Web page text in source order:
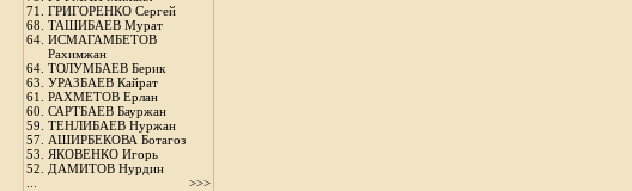
71. ГРИГОРЕНКО Сергей
68. ТАШИБАЕВ Мурат
64. ИСМАГАМБЕТОВ
Рахимжан
64. ТОЛУМБАЕВ Берик
63. УРАЗБАЕВ Кайрат
61. РАХМЕТОВ Ерлан
60. САРТБАЕВ Бауржан
59. ТЕНЛИБАЕВ Нуржан
57. АШИРБЕКОВА Ботагоз
53. ЯКОВЕНКО Игорь
52. ДАМИТОВ Нурдин
>>>